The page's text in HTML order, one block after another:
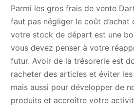
Parmi les gros frais de vente
faut pas négliger le coût
votre stock de départ est une
vous devez penser à votre
futur. Avoir de la trésorerie est
racheter des articles et éviter
mais aussi pour développer de
produits et accroître votre